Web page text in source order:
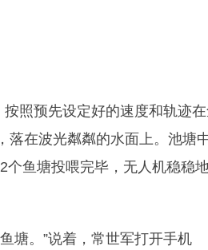
照预先设定好的速度和轨迹在
落在波光粼粼的水面上。池塘
个鱼塘投喂完毕，无人机稳稳
塘。”说着，常世军打开手机